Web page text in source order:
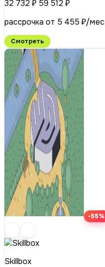
32 732 ₽ 59 512 ₽
рассрочка от 5 455 ₽/мес
Смотреть
-55%
Skillbox